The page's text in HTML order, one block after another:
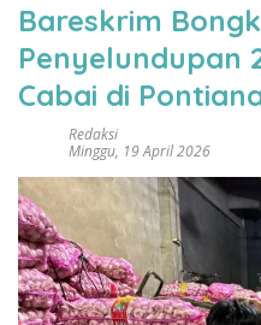
Bareskrim
Penyelundupan
Cabai di
Redaksi
Minggu, 19 April 2026